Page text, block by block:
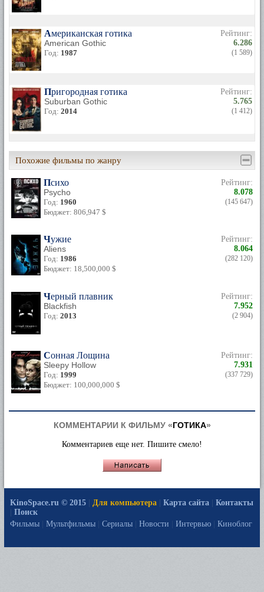
Американская готика
American Gothic
Год: 1987
Рейтинг:
6.286
(1 589)
Пригородная готика
Suburban Gothic
Год: 2014
Рейтинг:
5.765
(1 412)
Похожие фильмы по жанру
Психо
Psycho
Год: 1960
Бюджет: 806,947 $
Рейтинг:
8.078
(145 647)
Чужие
Aliens
Год: 1986
Бюджет: 18,500,000 $
Рейтинг:
8.064
(282 120)
Черный плавник
Blackfish
Год: 2013
Рейтинг:
7.952
(2 904)
Сонная Лощина
Sleepy Hollow
Год: 1999
Бюджет: 100,000,000 $
Рейтинг:
7.931
(337 729)
КОММЕНТАРИИ К ФИЛЬМУ «ГОТИКА»
Комментариев еще нет. Пишите смело!
KinoSpace.ru © 2015 Для компьютера Карта сайта
Контакты
Поиск
Фильмы
Мультфильмы Сериалы Новости Интервью Киноблог